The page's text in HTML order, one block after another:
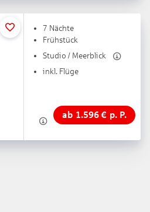
7 Nächte
Frühstück
Studio / Meerblick
inkl. Flüge
ab 1.596€ p. P.